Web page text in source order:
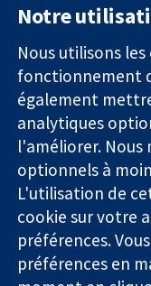
Des données
probantes.
Des décisions
éclairées.
Une meilleure
santé.
Notre
Nous utilisons les
fonctionnement
également
analytiques
l'améliorer. Nous
optionnels à
L'utilisation de
cookie sur votre
préférences.
préférences en